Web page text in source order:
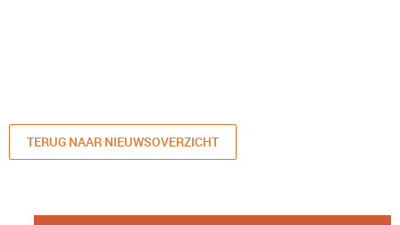
TERUG NAAR NIEUWSOVERZICHT